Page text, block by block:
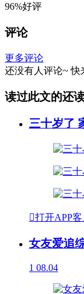
96%好评
评论
更多评论
还没有人评论~ 快
读过此文的还
三十岁了
打开APP
女友爱追
1 08.04